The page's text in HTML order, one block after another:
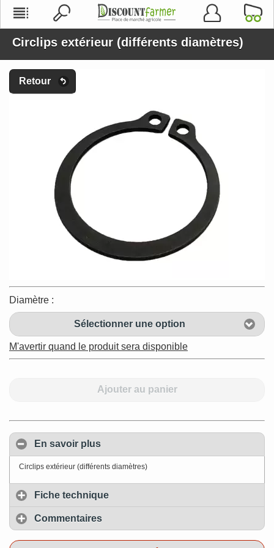
Circlips extérieur (différents diamètres)
Retour
Diamètre :
Sélectionner une option
M'avertir quand le produit sera disponible
Ajouter au panier
En savoir plus
Circlips extérieur (différents diamètres)
Fiche technique
Commentaires